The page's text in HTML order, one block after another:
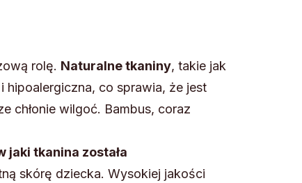
rolę. Naturalne tkaniny, takie jak
hipoalergiczna, co sprawia, że jest
chłonie wilgoć. Bambus, coraz
jaki tkanina została
skórę dziecka. Wysokiej jakości